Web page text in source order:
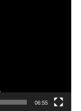
06:55